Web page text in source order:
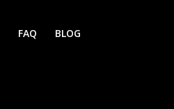
FAQ BLOG